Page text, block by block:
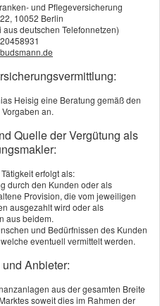
Erhebung und
und Pflegeversicherung
10052 Berlin
deutschen Telefonnetzen)
Heisig eine Beratung gemäß den
an.
Quelle der Vergütung als
erfolgt als:
durch den Kunden oder als
Provision, die vom jeweiligen
ausgezahlt wird oder als
aus beidem.
und Bedürfnissen des Kunden
eventuell vermittelt werden.
Anbieter:
aus der gesamten Breite
soweit dies im Rahmen der